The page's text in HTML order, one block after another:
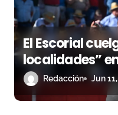
e
n
r
El Escorial
localidades”
orejas para
Javier Cortés
Redacción Jun